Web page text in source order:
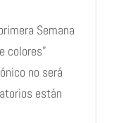
Semana
colores”
no será
están